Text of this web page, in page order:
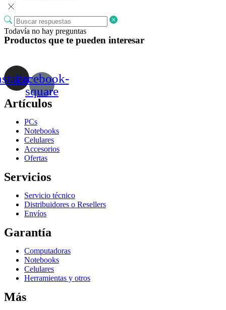
Todavía no hay preguntas
Productos que te pueden interesar
Facebook-
square
Artículos
PCs
Notebooks
Celulares
Accesorios
Ofertas
Servicios
Servicio técnico
Distribuidores o Resellers
Envíos
Garantía
Computadoras
Notebooks
Celulares
Herramientas y otros
Más